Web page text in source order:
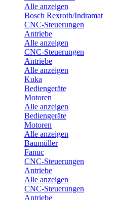
Alle anzeigen
Bosch Rexroth/Indramat
CNC-Steuerungen
Antriebe
Alle anzeigen
CNC-Steuerungen
Antriebe
Alle anzeigen
Kuka
Bediengeräte
Motoren
Alle anzeigen
Bediengeräte
Motoren
Alle anzeigen
Baumüller
Fanuc
CNC-Steuerungen
Antriebe
Alle anzeigen
CNC-Steuerungen
Antriebe